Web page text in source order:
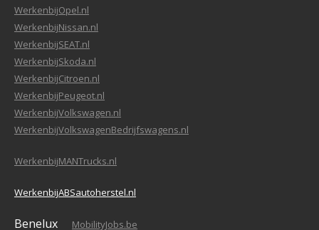
WerkenbijOpel.nl
WerkenbijNissan.nl
WerkenbijSEAT.nl
WerkenbijSkoda.nl
WerkenbijCitroen.nl
WerkenbijPeugeot.nl
WerkenbijVolkswagen.nl
WerkenbijVolkswagenBedrijfswagens.nl
WerkenbijMANTrucks.nl
WerkenbijABSautoherstel.nl
Benelux MobilityJobs.be